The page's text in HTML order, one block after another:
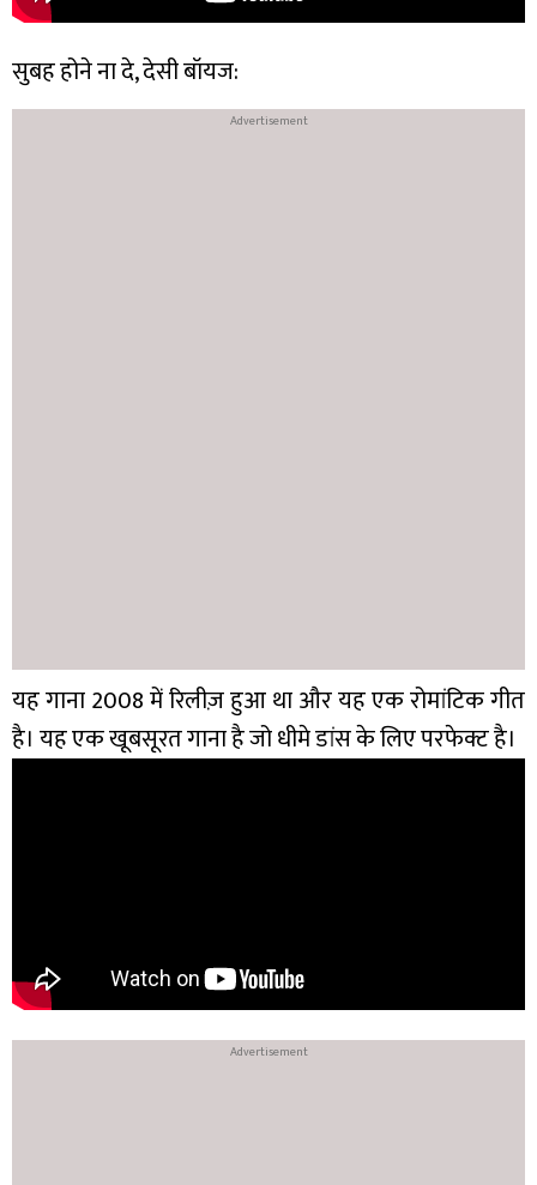
सुबह होने ना दे, देसी बॉयज:
यह गाना 2008 में रिलीज़ हुआ था और यह एक रोमांटिक गीत
है। यह एक खूबसूरत गाना है जो धीमे डांस के लिए परफेक्ट है।